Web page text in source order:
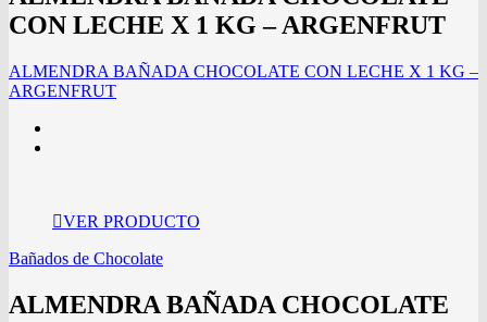
CON LECHE X 1 KG – ARGENFRUT
ALMENDRA BAÑADA CHOCOLATE CON LECHE X 1 KG –
ARGENFRUT
VER PRODUCTO
Bañados de Chocolate
ALMENDRA BAÑADA CHOCOLATE